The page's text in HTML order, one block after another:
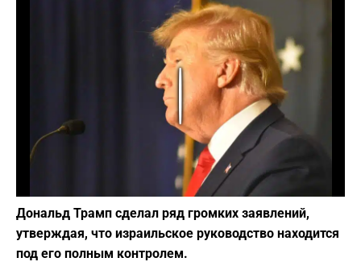
Play
Фото: depositphotos.com
Дональд Трамп сделал ряд громких заявлений,
утверждая, что израильское руководство находится
под его полным контролем.